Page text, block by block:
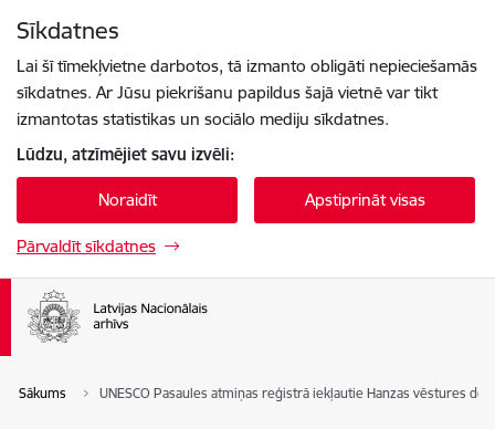
Sīkdatnes
Lai šī tīmekļvietne darbotos, tā izmanto obligāti nepieciešamās
sīkdatnes. Ar Jūsu piekrišanu papildus šajā vietnē var tikt
izmantotas statistikas un sociālo mediju sīkdatnes.
Lūdzu, atzīmējiet savu izvēli:
Noraidīt Apstiprināt visas
Pārvaldīt sīkdatnes
Sākums UNESCO Pasaules atmiņas reģistrā iekļautie Hanzas vēstures